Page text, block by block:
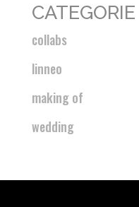
CATEGORIE
collabs
linneo
making of
wedding